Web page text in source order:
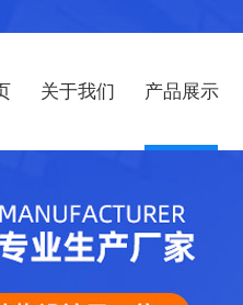
关于我们 产品展示